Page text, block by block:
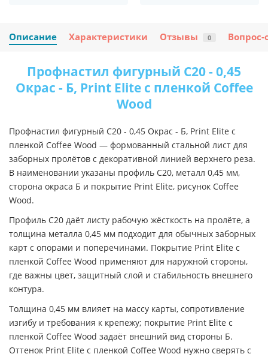
Описание Характеристики Отзывы 0 Вопрос-
Профнастил фигурный С20 - 0,45
Окрас - Б, Print Elite с пленкой Coffee
Wood
Профнастил фигурный С20 - 0,45 Окрас - Б, Print Elite с
пленкой Coffee Wood — формованный стальной лист для
заборных пролётов с декоративной линией верхнего реза.
В наименовании указаны профиль С20, металл 0,45 мм,
сторона окраса Б и покрытие Print Elite, рисунок Coffee
Wood.
Профиль С20 даёт листу рабочую жёсткость на пролёте, а
толщина металла 0,45 мм подходит для обычных заборных
карт с опорами и поперечинами. Покрытие Print Elite с
пленкой Coffee Wood применяют для наружной стороны,
где важны цвет, защитный слой и стабильность внешнего
контура.
Толщина 0,45 мм влияет на массу карты, сопротивление
изгибу и требования к крепежу; покрытие Print Elite с
пленкой Coffee Wood задаёт внешний вид стороны Б.
Оттенок Print Elite с пленкой Coffee Wood нужно сверять с